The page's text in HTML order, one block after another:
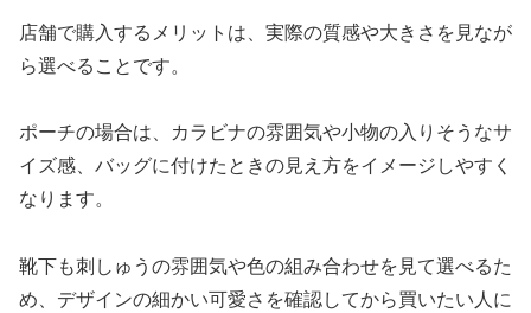
店舗で購入するメリットは、実際の質感や大きさを見なが
ら選べることです。
ポーチの場合は、カラビナの雰囲気や小物の入りそうなサ
イズ感、バッグに付けたときの見え方をイメージしやすく
なります。
靴下も刺しゅうの雰囲気や色の組み合わせを見て選べるた
め、デザインの細かい可愛さを確認してから買いたい人に